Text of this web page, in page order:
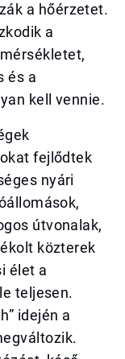
a hőérzetet.
a
és a
kell vennie.
fejlődtek
nyári
útvonalak,
közterek
élet a
teljesen.
idején a